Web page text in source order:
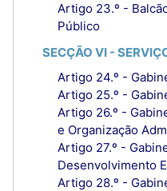
Artigo 23.º -
Público
SECÇÃO VI -
Artigo 24.º -
Artigo 25.º -
Artigo 26.º -
e Organização
Artigo 27.º -
Desenvolvimento
Artigo 28.º -